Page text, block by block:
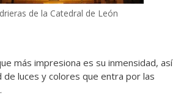
de la Catedral de León
más impresiona es su inmensidad, así
de luces y colores que entra por las